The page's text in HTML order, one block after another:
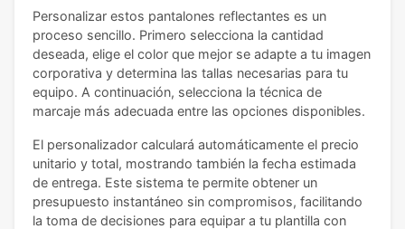
Personalizar estos pantalones reflectantes es un
proceso sencillo. Primero selecciona la cantidad
deseada, elige el color que mejor se adapte a tu imagen
corporativa y determina las tallas necesarias para tu
equipo. A continuación, selecciona la técnica de
marcaje más adecuada entre las opciones disponibles.
El personalizador calculará automáticamente el precio
unitario y total, mostrando también la fecha estimada
de entrega. Este sistema te permite obtener un
presupuesto instantáneo sin compromisos, facilitando
la toma de decisiones para equipar a tu plantilla con